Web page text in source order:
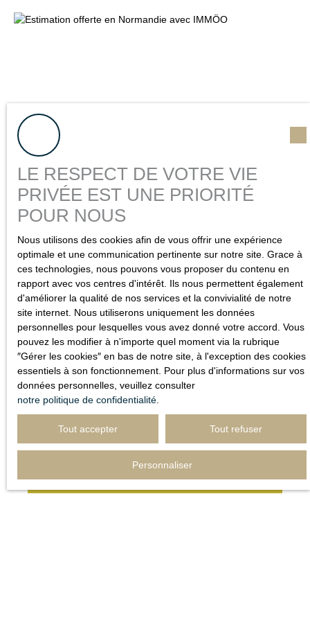
Vous souhaitez faire
estimervotre bien ?
Besoin de connaître la valeur du bien dont vous êtes
propriétaire ? Nous réalisons cette évaluation pour vous,
dans les règles de l'art, avec dossier complet.
Bénéficiez d'un prix de référencepour la future vente de
votre appartement ou maison en Seine-Maritime.
Adresse de votre bien
Estimer mon bien
LE RESPECT DE VOTRE VIE
PRIVÉE EST UNE PRIORITÉ
POUR NOUS
Nous utilisons des cookies afin de vous offrir une expérience
optimale et une communication pertinente sur notre site. Grace à
ces technologies, nous pouvons vous proposer du contenu en
rapport avec vos centres d'intérêt. Ils nous permettent également
d'améliorer la qualité de nos services et la convivialité de notre
site internet. Nous utiliserons uniquement les données
personnelles pour lesquelles vous avez donné votre accord. Vous
pouvez les modifier à n'importe quel moment via la rubrique
″Gérer les cookies″ en bas de notre site, à l'exception des cookies
essentiels à son fonctionnement. Pour plus d'informations sur vos
données personnelles, veuillez consulter
notre politique de confidentialité
Tout accepter Tout refuser
Personnaliser